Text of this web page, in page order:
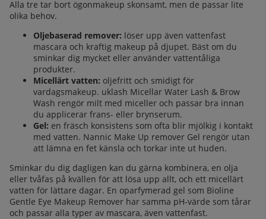
Alla tre tar bort ögonmakeup skonsamt, men de passar lite
olika behov.
Oljebaserad remover: löser upp även vattenfast
mascara och kraftig makeup på djupet. Bäst om du
sminkar dig mycket eller använder vattentåliga
produkter.
Micellärt vatten: oljefritt och smidigt för
vardagsmakeup. uklash Micellar Water Lash & Brow
Wash rengör milt med miceller och passar bra innan
du applicerar frans- eller brynserum.
Gel: en fräsch konsistens som ofta blir mjölkig i kontakt
med vatten. Nannic Make Up remover Gel rengör utan
att lämna en fet känsla och torkar inte ut huden.
Sminkar du dig dagligen kan du gärna kombinera, en olja
eller tvåfas på kvällen för att lösa upp allt, och ett micellärt
vatten för lättare dagar. En oparfymerad gel som Bioline
Gentle Eye Makeup Remover har samma pH-värde som tårar
och passar alla typer av mascara, även vattenfast.